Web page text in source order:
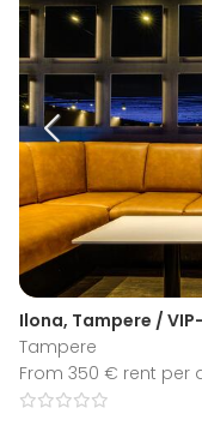
Ilona, Tampere /
Tampere
From 350 € rent per